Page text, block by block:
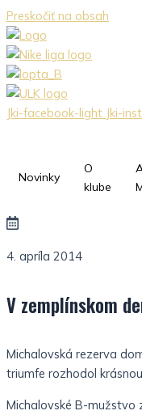
Preskočiť na obsah
Jki-facebook-light Jki-
Novinky
O
klube
4. apríla 2014
V zemplínskom
Michalovská rezerva
triumfe rozhodol
Michalovské B-mužstvo